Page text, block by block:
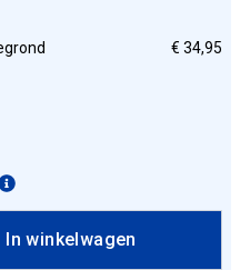
€ 34,95
In winkelwagen